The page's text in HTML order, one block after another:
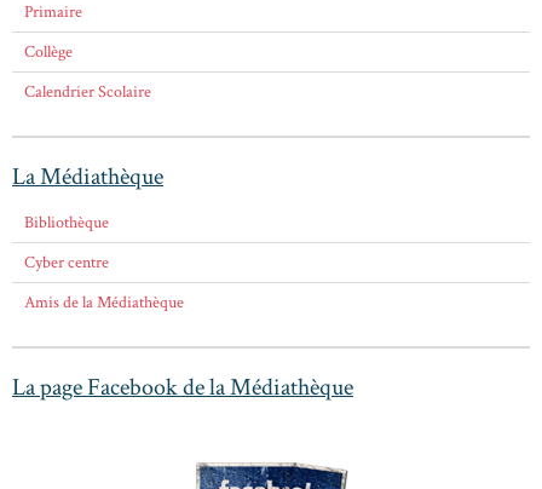
Primaire
Collège
Calendrier Scolaire
La Médiathèque
Bibliothèque
Cyber centre
Amis de la Médiathèque
La page Facebook de la Médiathèque